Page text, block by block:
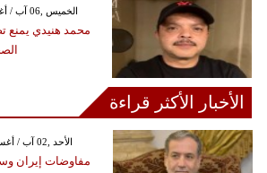
GMT 14:55 2026 الخميس ,06 آب / أغسطس
محمد هنيدي يمنع
الأخبار الأكثر قراءة
GMT 17:27 2026 الأحد ,02 آب / أغسطس
مفاوضات إيران